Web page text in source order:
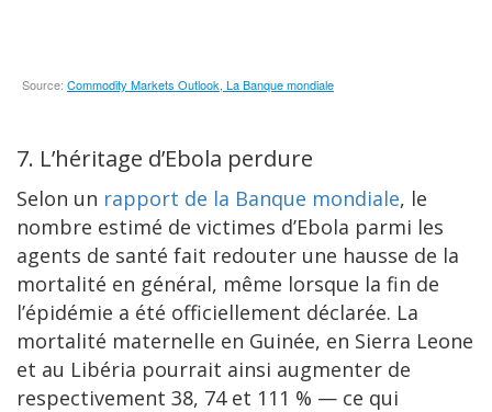
7. L’héritage d’Ebola perdure
Selon un rapport de la Banque mondiale, le
nombre estimé de victimes d’Ebola parmi les
agents de santé fait redouter une hausse de la
mortalité en général, même lorsque la fin de
l’épidémie a été officiellement déclarée. La
mortalité maternelle en Guinée, en Sierra Leone
et au Libéria pourrait ainsi augmenter de
respectivement 38, 74 et 111 % — ce qui